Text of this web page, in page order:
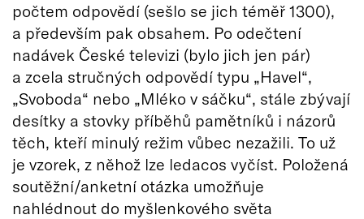
počtem odpovědí (sešlo se jich téměř 1300),
a především pak obsahem. Po odečtení
nadávek České televizi (bylo jich jen pár)
a zcela stručných odpovědí typu „Havel“,
„Svoboda“ nebo „Mléko v sáčku“, stále zbývají
desítky a stovky příběhů pamětníků i názorů
těch, kteří minulý režim vůbec nezažili. To už
je vzorek, z něhož lze ledacos vyčíst. Položená
soutěžní/anketní otázka umožňuje
nahlédnout do myšlenkového světa